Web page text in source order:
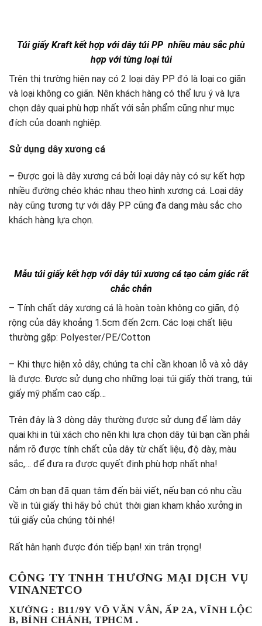
Túi giấy Kraft kết hợp với dây túi PP nhiều màu sắc phù
hợp với từng loại túi
Trên thị trường hiện nay có 2 loại dây PP đó là loại co giãn
và loại không co giãn. Nên khách hàng có thể lưu ý và lựa
chọn dây quai phù hợp nhất với sản phẩm cũng như mục
đích của doanh nghiệp.
Sử dụng dây xương cá
– Được gọi là dây xương cá bởi loại dây này có sự kết hợp
nhiều đường chéo khác nhau theo hình xương cá. Loại dây
này cũng tương tự với dây PP cũng đa dang màu sắc cho
khách hàng lựa chọn.
Mẫu túi giấy kết hợp với dây túi xương cá tạo cảm giác rất
chắc chắn
– Tính chất dây xương cá là hoàn toàn không co giãn, độ
rộng của dây khoảng 1.5cm đến 2cm. Các loại chất liệu
thường gặp: Polyester/PE/Cotton
– Khi thực hiện xỏ dây, chúng ta chỉ cần khoan lỗ và xỏ dây
là được. Được sử dụng cho những loại túi giấy thời trang, túi
giấy mỹ phẩm cao cấp…
Trên đây là 3 dòng dây thường được sử dụng để làm dây
quai khi in túi xách cho nên khi lựa chọn dây túi bạn cần phải
nắm rõ được tính chất của dây từ chất liệu, độ dày, màu
sắc,… để đưa ra được quyết định phù hợp nhất nha!
Cảm ơn bạn đã quan tâm đến bài viết, nếu bạn có nhu cầu
về in túi giấy thì hãy bỏ chút thời gian kham khảo xưởng in
túi giấy của chúng tôi nhé!
Rất hân hạnh được đón tiếp bạn! xin trân trọng!
CÔNG TY TNHH THƯƠNG MẠI DỊCH VỤ
VINANETCO
XƯỞNG : B11/9Y VÕ VĂN VÂN, ẤP 2A, VĨNH LỘC
B, BÌNH CHÁNH, TPHCM .